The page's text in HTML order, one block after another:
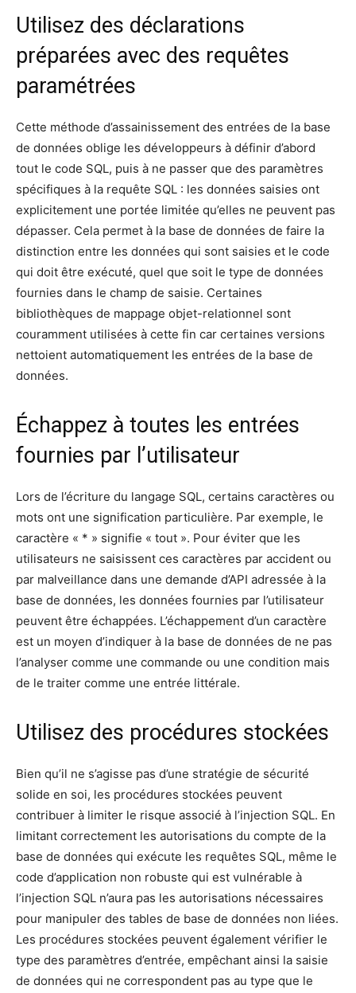
Utilisez des déclarations
préparées avec des requêtes
paramétrées
Cette méthode d’assainissement des entrées de la base
de données oblige les développeurs à définir d’abord
tout le code SQL, puis à ne passer que des paramètres
spécifiques à la requête SQL : les données saisies ont
explicitement une portée limitée qu’elles ne peuvent pas
dépasser. Cela permet à la base de données de faire la
distinction entre les données qui sont saisies et le code
qui doit être exécuté, quel que soit le type de données
fournies dans le champ de saisie. Certaines
bibliothèques de mappage objet-relationnel sont
couramment utilisées à cette fin car certaines versions
nettoient automatiquement les entrées de la base de
données.
Échappez à toutes les entrées
fournies par l’utilisateur
Lors de l’écriture du langage SQL, certains caractères ou
mots ont une signification particulière. Par exemple, le
caractère « * » signifie « tout ». Pour éviter que les
utilisateurs ne saisissent ces caractères par accident ou
par malveillance dans une demande d’API adressée à la
base de données, les données fournies par l’utilisateur
peuvent être échappées. L’échappement d’un caractère
est un moyen d’indiquer à la base de données de ne pas
l’analyser comme une commande ou une condition mais
de le traiter comme une entrée littérale.
Utilisez des procédures stockées
Bien qu’il ne s’agisse pas d’une stratégie de sécurité
solide en soi, les procédures stockées peuvent
contribuer à limiter le risque associé à l’injection SQL. En
limitant correctement les autorisations du compte de la
base de données qui exécute les requêtes SQL, même le
code d’application non robuste qui est vulnérable à
l’injection SQL n’aura pas les autorisations nécessaires
pour manipuler des tables de base de données non liées.
Les procédures stockées peuvent également vérifier le
type des paramètres d’entrée, empêchant ainsi la saisie
de données qui ne correspondent pas au type que le